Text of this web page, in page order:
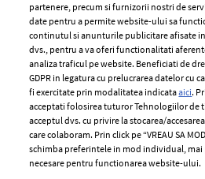
ELLE Style Awards
2024
Despre ELLE
Romania
Contact
Abonamente
partenere, precum si furnizorii nostri de
date pentru a permite website-ului sa
continutul si anunturile publicitare afisate
dvs., pentru a va oferi functionalitati
analiza traficul pe website. Beneficiati de
GDPR in legatura cu prelucrarea datelor cu
fi exercitate prin modalitatea indicataaici.
acceptati folosirea tuturor Tehnologiilor de
acceptul dvs. cu privire la stocarea/
care colaboram. Prin click pe “VREAU SA
schimba preferintele in mod individual, mai
necesare pentru functionarea website-ului.